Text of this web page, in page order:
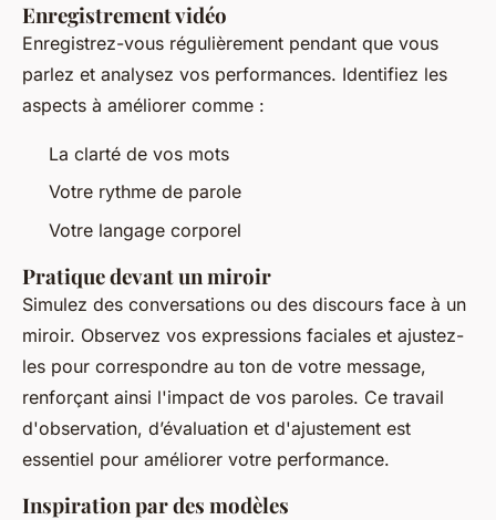
Enregistrement vidéo
Enregistrez-vous régulièrement pendant que vous
parlez et analysez vos performances. Identifiez les
aspects à améliorer comme :
La clarté de vos mots
Votre rythme de parole
Votre langage corporel
Pratique devant un miroir
Simulez des conversations ou des discours face à un
miroir. Observez vos expressions faciales et ajustez-
les pour correspondre au ton de votre message,
renforçant ainsi l'impact de vos paroles. Ce travail
d'observation, d’évaluation et d'ajustement est
essentiel pour améliorer votre performance.
Inspiration par des modèles